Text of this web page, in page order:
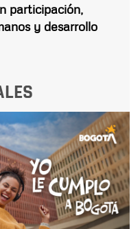
participación,
y desarrollo